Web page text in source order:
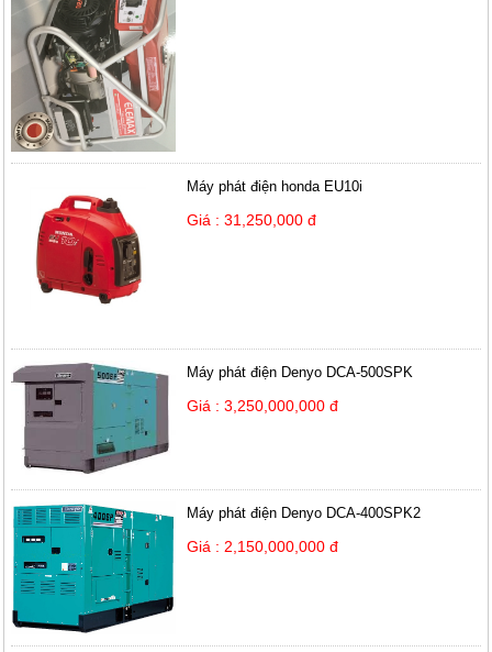
Máy phát điện honda EU10i
Giá : 31,250,000 đ
Máy phát điện Denyo DCA-500SPK
Giá : 3,250,000,000 đ
Máy phát điện Denyo DCA-400SPK2
Giá : 2,150,000,000 đ